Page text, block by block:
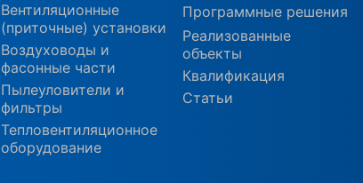
Вентиляционные
(приточные) установки
Воздуховоды и
фасонные части
Пылеуловители и
фильтры
Тепловентиляционное
оборудование
Программные решения
Реализованные
объекты
Квалификация
Статьи